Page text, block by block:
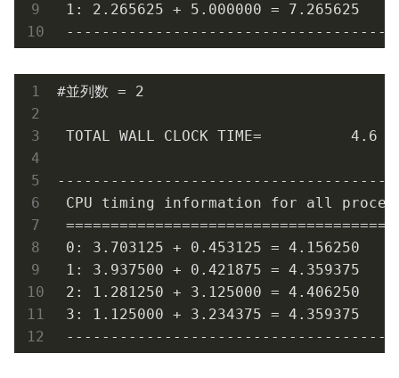
1: 2.265625 + 5.000000 = 7.265625
#並列数 = 2
TOTAL WALL CLOCK TIME=          4.6
CPU timing information for all
0: 3.703125 + 0.453125 = 4.156250
1: 3.937500 + 0.421875 = 4.359375
2: 1.281250 + 3.125000 = 4.406250
3: 1.125000 + 3.234375 = 4.359375